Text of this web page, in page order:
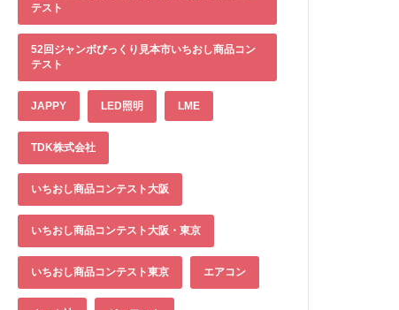
テスト
52回ジャンボびっくり見本市いちおし商品コン
テスト
JAPPY LED照明 LME
TDK株式会社
いちおし商品コンテスト大阪
いちおし商品コンテスト大阪・東京
いちおし商品コンテスト東京 エアコン